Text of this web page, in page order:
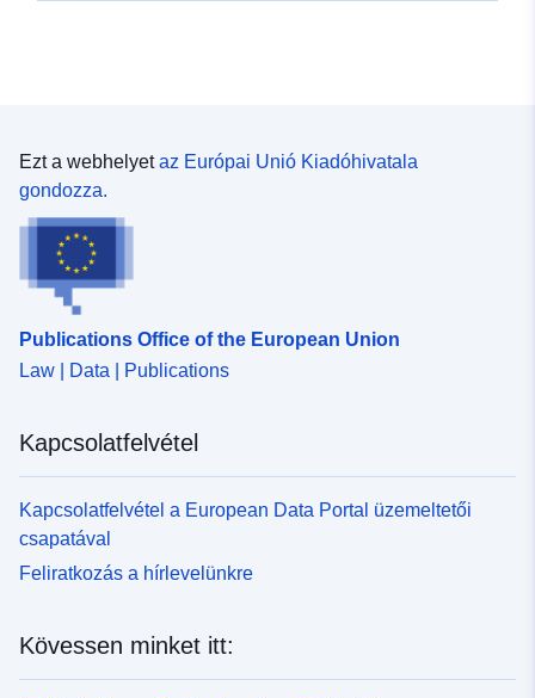
közigazgatási egységek tényleges területéről. Egyes
települések területei ezért idővel (2025-ig)
vonatkozó mutatóra. "[\2](\1)"
Ezt a webhelyetaz Európai Unió Kiadóhivatala
gondozza.
Publications Office of the European Union
Law | Data | Publications
Kapcsolatfelvétel
Kapcsolatfelvétel a European Data Portal üzemeltetői
csapatával
Feliratkozás a hírlevelünkre
Kövessen minket itt: